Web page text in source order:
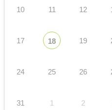
10 11 12
17 18 19
24 25 26
31 1 2